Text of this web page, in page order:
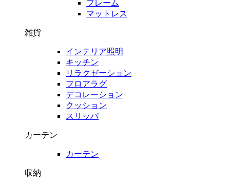
フレーム
マットレス
雑貨
インテリア照明
キッチン
リラクゼーション
フロアラグ
デコレーション
クッション
スリッパ
カーテン
カーテン
収納